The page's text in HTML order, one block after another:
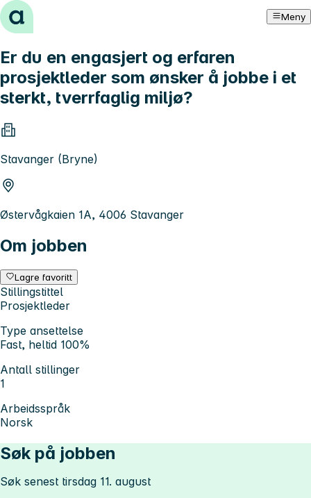
Hopp til innhold Meny
Er du en engasjert og erfaren
prosjektleder som ønsker å jobbe i et
sterkt, tverrfaglig miljø?
Stavanger (Bryne)
Østervågkaien 1A, 4006 Stavanger
Om jobben
Lagre favoritt
Stillingstittel
Prosjektleder
Type ansettelse
Fast, heltid 100%
Antall stillinger
1
Arbeidsspråk
Norsk
Søk på jobben
Søk senest tirsdag 11. august